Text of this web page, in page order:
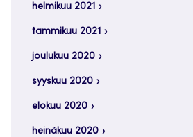
helmikuu 2021
tammikuu 2021
joulukuu 2020
syyskuu 2020
elokuu 2020
heinäkuu 2020